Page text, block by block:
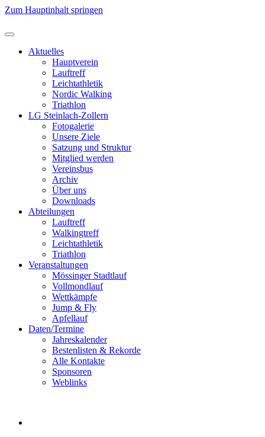
Zum Hauptinhalt springen
Aktuelles
Hauptverein
Lauftreff
Leichtathletik
Nordic Walking
Triathlon
LG Steinlach-Zollern
Fotogalerie
Unsere Ziele
Satzung und Struktur
Mitglied werden
Vereinsbus
Archiv
Über uns
Downloads
Abteilungen
Lauftreff
Walkingtreff
Leichtathletik
Triathlon
Veranstaltungen
Mössinger Stadtlauf
Vollmondlauf
Wettkämpfe
Jump & Fly
Apfellauf
Daten/Termine
Jahreskalender
Bestenlisten & Rekorde
Alle Kontakte
Sponsoren
Weblinks